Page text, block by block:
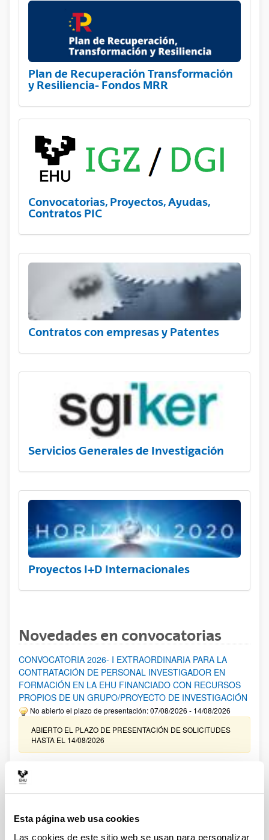
Esta página web usa cookies
Las cookies de este sitio web se usan para personalizar
Plan de Recuperación Transformación
y Resiliencia- Fondos MRR
Convocatorias, Proyectos, Ayudas,
Contratos PIC
Contratos con empresas y Patentes
Servicios Generales de Investigación
Proyectos I+D Internacionales
Novedades en convocatorias
CONVOCATORIA 2026- I EXTRAORDINARIA PARA LA
CONTRATACIÓN DE PERSONAL INVESTIGADOR EN
FORMACIÓN EN LA EHU FINANCIADO CON RECURSOS
PROPIOS DE UN GRUPO/PROYECTO DE INVESTIGACIÓN
No abierto el plazo de presentación: 07/08/2026 - 14/08/2026
ABIERTO EL PLAZO DE PRESENTACIÓN DE SOLICITUDES
HASTA EL 14/08/2026
Ayudas para financiación de la adquisición y renovación de
infraestructura científica y fondos bibliográficos en la
UPV/EHU 2026
25/03/2026: Corrección de errores del listado provisional de
solicitudes admitidas y excluidas. 23/03/2026: Relación